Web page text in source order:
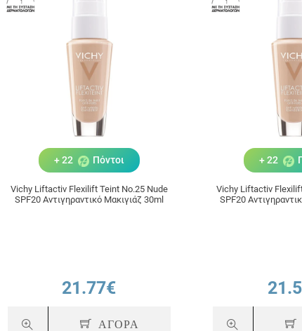
+ 22 Πόντοι
Vichy Liftactiv Flexilift Teint No.25 Nude
SPF20 Αντιγηραντικό Μακιγιάζ 30ml
21.77€
ΑΓΟΡΑ
+ 22
Vichy Liftactiv
SPF20